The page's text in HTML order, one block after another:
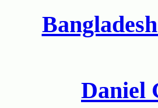
Daniel